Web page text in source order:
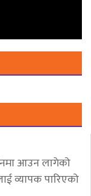
आउन लागेको
व्यापक पारिएको